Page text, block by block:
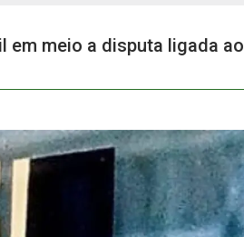
em meio a disputa ligada ao